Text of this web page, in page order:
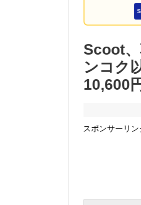
Scoot
ンコク
10,600
スポンサーリン